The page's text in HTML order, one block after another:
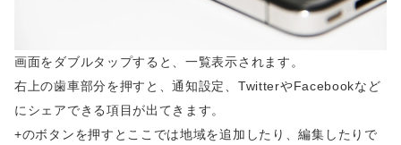
画面をダブルタップすると、一覧表示されます。
右上の歯車部分を押すと、通知設定、TwitterやFacebookなど
にシェアできる項目が出てきます。
+のボタンを押すとここでは地域を追加したり、編集したりで